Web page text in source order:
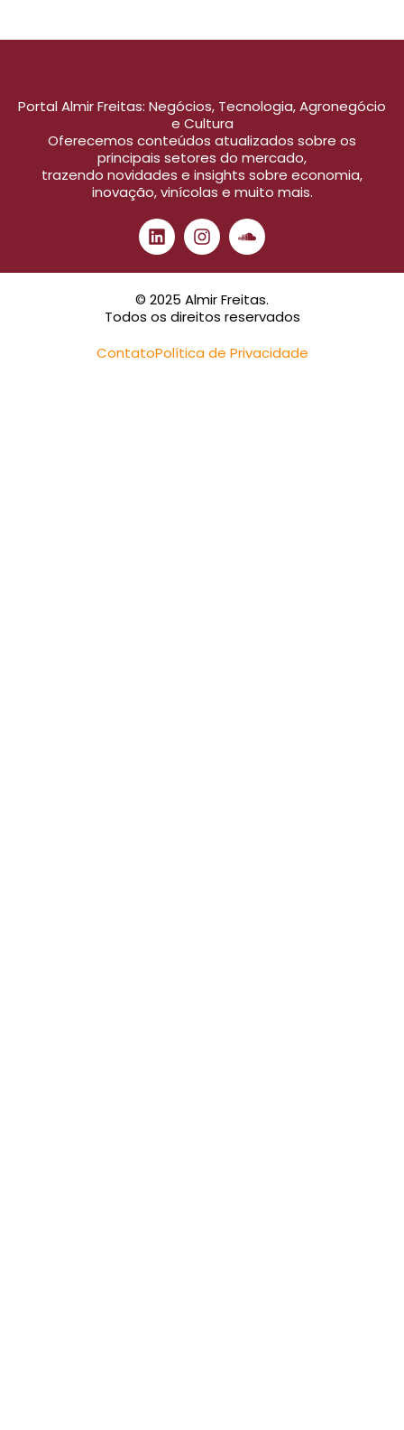
Portal Almir Freitas: Negócios, Tecnologia, Agronegócio
e Cultura
Oferecemos conteúdos atualizados sobre os
principais setores do mercado,
trazendo novidades e insights sobre economia,
inovação, vinícolas e muito mais.
© 2025 Almir Freitas.
Todos os direitos reservados
ContatoPolítica de Privacidade